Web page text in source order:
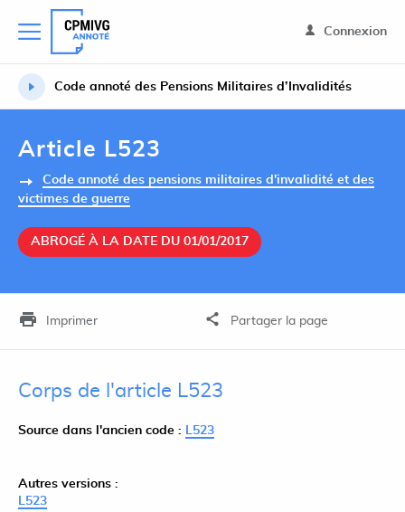
Connexion
Code annoté des Pensions Militaires d’Invalidités
Article L523
Code annoté des pensions militaires d'invalidité et des
victimes de guerre
ABROGÉ À LA DATE DU 01/01/2017
Imprimer Partager la page
Corps de l'article L523
Source dans l'ancien code : L523
Autres versions :
L523